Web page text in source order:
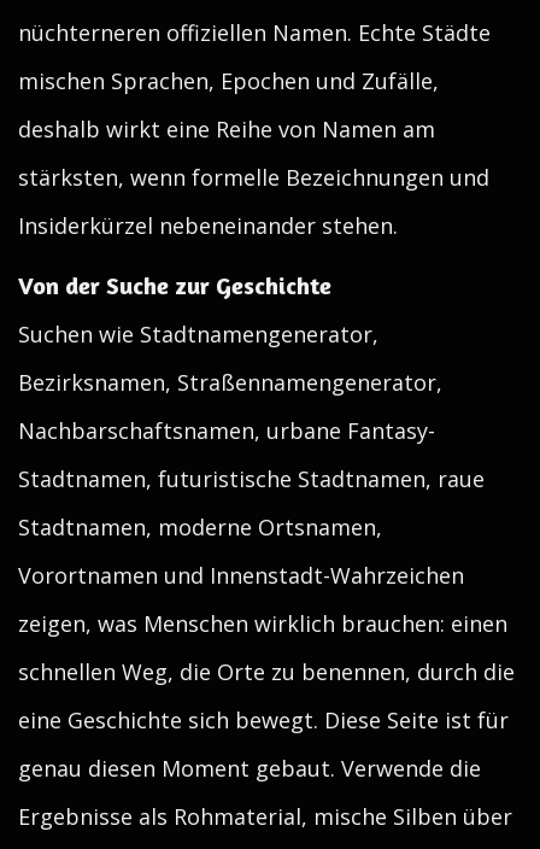
nüchterneren offiziellen Namen. Echte Städte
mischen Sprachen, Epochen und Zufälle,
deshalb wirkt eine Reihe von Namen am
stärksten, wenn formelle Bezeichnungen und
Insiderkürzel nebeneinander stehen.
Von der Suche zur Geschichte
Suchen wie Stadtnamengenerator,
Bezirksnamen, Straßennamengenerator,
Nachbarschaftsnamen, urbane Fantasy-
Stadtnamen, futuristische Stadtnamen, raue
Stadtnamen, moderne Ortsnamen,
Vorortnamen und Innenstadt-Wahrzeichen
zeigen, was Menschen wirklich brauchen: einen
schnellen Weg, die Orte zu benennen, durch die
eine Geschichte sich bewegt. Diese Seite ist für
genau diesen Moment gebaut. Verwende die
Ergebnisse als Rohmaterial, mische Silben über